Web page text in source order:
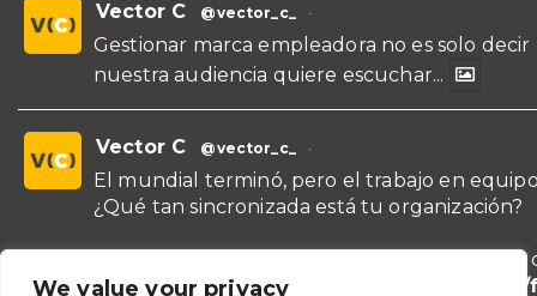
We value your privacy
Vector C @vector_c_ ·
Gestionar marca empleadora no es solo
nuestra audiencia quiere escuchar...
Vector C @vector_c_ ·
El mundial terminó, pero el trabajo en
¿Qué tan sincronizada está tu organización?
¡Conoce nuestras propuestas de formación
para líderes y áreas!
https://